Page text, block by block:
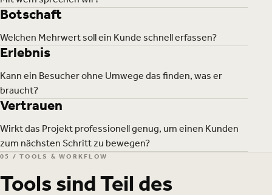
Botschaft
Welchen Mehrwert soll ein Kunde schnell erfassen?
Erlebnis
Kann ein Besucher ohne Umwege das finden, was er
braucht?
Vertrauen
Wirkt das Projekt professionell genug, um einen Kunden
zum nächsten Schritt zu bewegen?
05 / TOOLS & WORKFLOW
Tools sind Teil des